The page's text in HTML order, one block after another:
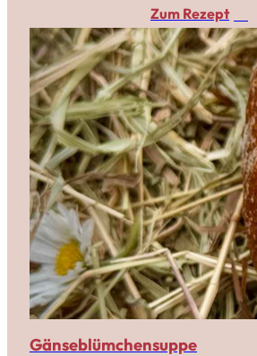
Zum Rezept
Gänseblümchensuppe